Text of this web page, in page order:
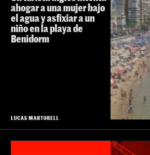
ahogar a una mujer bajo
el agua y asfixiar a un
niño en la playa de
Benidorm
LUCAS MARTORELL